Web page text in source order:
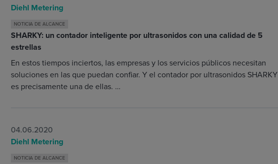
Diehl Metering
NOTICIA DE ALCANCE
SHARKY: un contador inteligente por ultrasonidos con una calidad de 5
estrellas
En estos tiempos inciertos, las empresas y los servicios públicos necesitan
soluciones en las que puedan confiar. Y el contador por ultrasonidos SHARKY
es precisamente una de ellas. …
04.06.2020
Diehl Metering
NOTICIA DE ALCANCE